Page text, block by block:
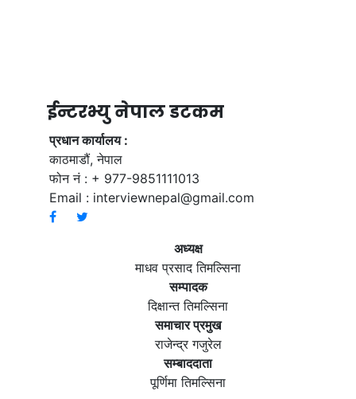
ईन्टरभ्यु नेपाल डटकम
प्रधान कार्यालय :
काठमाडौं, नेपाल
फोन नं : + 977-9851111013
Email : interviewnepal@gmail.com
अध्यक्ष
माधव प्रसाद तिमल्सिना
सम्पादक
दिक्षान्त तिमल्सिना
समाचार प्रमुख
राजेन्द्र गजुरेल
सम्बाददाता
पूर्णिमा तिमल्सिना